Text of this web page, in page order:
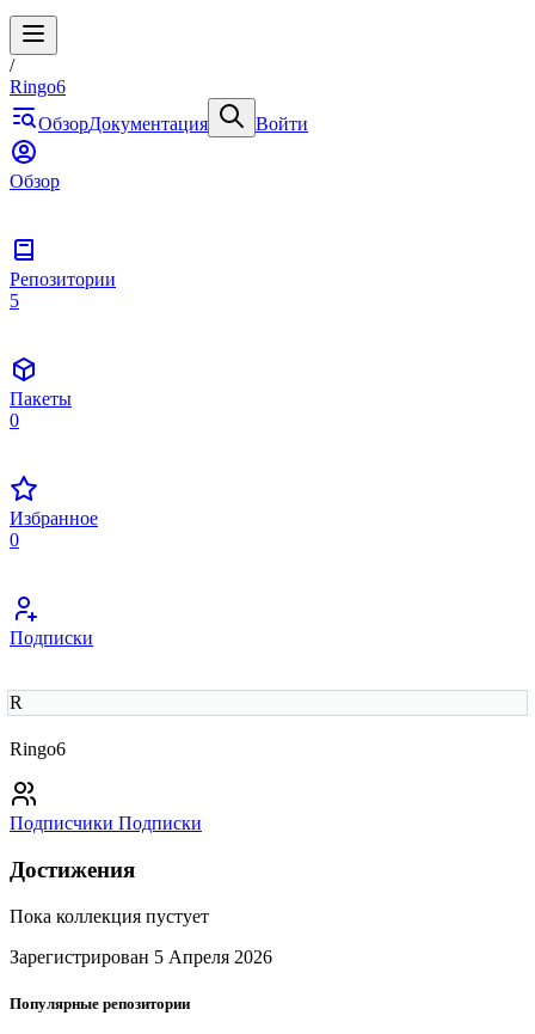
/
Ringo6
ОбзорДокументация Войти
Обзор
Репозитории
5
Пакеты
0
Избранное
0
Подписки
R
Ringo6
Подписчики Подписки
Достижения
Пока коллекция пустует
Зарегистрирован 5 Апреля 2026
Популярные репозитории